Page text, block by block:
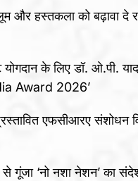
और हस्तकला को बढ़ावा दे
के लिए डॉ. ओ.पी.
Award 2026’
एफसीआरए संशोधन
से गूंजा ‘नो नशा नेशन’ का